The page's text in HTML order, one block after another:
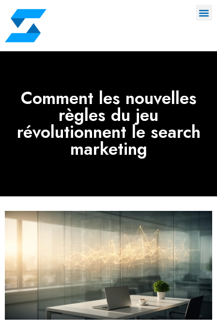
Comment les nouvelles
règles du jeu
révolutionnent le search
marketing